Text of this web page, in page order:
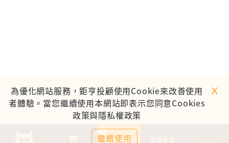
基金比較
0
為優化網站服務，鉅亨投顧使用Cookie來改善使用
者體驗。當您繼續使用本網站即表示您同意Cookies
政策與隱私權政策
繼續使用
ｘ